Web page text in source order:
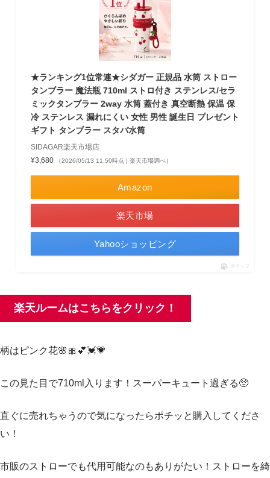
★ランキング1位常連★シダガー 正規品 水筒 ストロー
タンブラー 魔法瓶 710ml ストロ付き ステンレス/セラ
ミックタンブラー 2way 水筒 蓋付き 真空断熱 保温 保
冷 ステンレス 漏れにくい 女性 男性 誕生日 プレゼント
ギフト タンブラー スタバ水筒
SIDAGAR楽天市場店
¥3,680
（2026/05/13 11:50時点 | 楽天市場調べ）
Amazon
楽天市場
Yahooショッピング
ポチップ
楽天ルームはこちらをクリック！
柄はピンク花🌸🎀💕💓💗
この見た目で710ml入ります！スーパーキュート過ぎる🥺
直ぐに売れちゃうので気になったらポチッと購入してくださ
い！
市販のストローでも代用可能なのもありがたい！ストローを綺